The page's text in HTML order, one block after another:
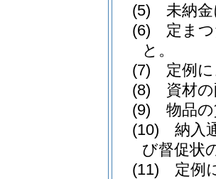
(5)
未納
(6)
定ま
と。
(7)
定例
(8)
資材
(9)
物品
(10)
納入
び督促状
(11)
定例